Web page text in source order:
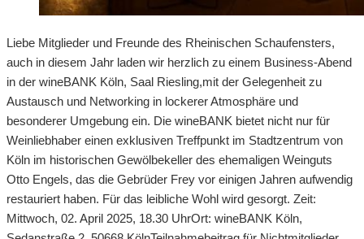
Liebe Mitglieder und Freunde des Rheinischen Schaufensters,
auch in diesem Jahr laden wir herzlich zu einem Business-Abend
in der wineBANK Köln, Saal Riesling,mit der Gelegenheit zu
Austausch und Networking in lockerer Atmosphäre und
besonderer Umgebung ein. Die wineBANK bietet nicht nur für
Weinliebhaber einen exklusiven Treffpunkt im Stadtzentrum von
Köln im historischen Gewölbekeller des ehemaligen Weinguts
Otto Engels, das die Gebrüder Frey vor einigen Jahren aufwendig
restauriert haben. Für das leibliche Wohl wird gesorgt. Zeit:
Mittwoch, 02. April 2025, 18.30 UhrOrt: wineBANK Köln,